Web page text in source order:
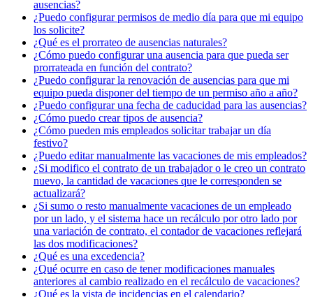
ausencias?
¿Puedo configurar permisos de medio día para que mi equipo
los solicite?
¿Qué es el prorrateo de ausencias naturales?
¿Cómo puedo configurar una ausencia para que pueda ser
prorrateada en función del contrato?
¿Puedo configurar la renovación de ausencias para que mi
equipo pueda disponer del tiempo de un permiso año a año?
¿Puedo configurar una fecha de caducidad para las ausencias?
¿Cómo puedo crear tipos de ausencia?
¿Cómo pueden mis empleados solicitar trabajar un día
festivo?
¿Puedo editar manualmente las vacaciones de mis empleados?
¿Si modifico el contrato de un trabajador o le creo un contrato
nuevo, la cantidad de vacaciones que le corresponden se
actualizará?
¿Si sumo o resto manualmente vacaciones de un empleado
por un lado, y el sistema hace un recálculo por otro lado por
una variación de contrato, el contador de vacaciones reflejará
las dos modificaciones?
¿Qué es una excedencia?
¿Qué ocurre en caso de tener modificaciones manuales
anteriores al cambio realizado en el recálculo de vacaciones?
¿Qué es la vista de incidencias en el calendario?